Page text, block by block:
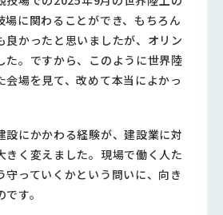
場に関わることができ、もちろん
良かったと思いましたが、オリン
た。ですから、このように世界陸
会場を見て、改めて本当によかっ
設にかかわる経験が、建設業に対
きく変えました。現場で働く人た
守っていくかという問いに、向き
す。